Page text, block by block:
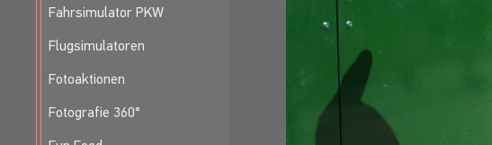
Fahrsimulator PKW
Flugsimulatoren
Fotoaktionen
Fotografie 360°